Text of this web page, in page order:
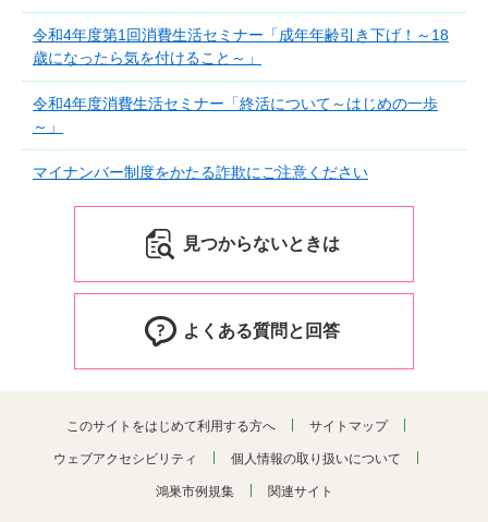
令和4年度第1回消費生活セミナー「成年年齢引き下げ！～18
歳になったら気を付けること～」
令和4年度消費生活セミナー「終活について～はじめの一歩
～」
マイナンバー制度をかたる詐欺にご注意ください
見つからないときは
よくある質問と回答
このサイトをはじめて利用する方へ サイトマップ
ウェブアクセシビリティ 個人情報の取り扱いについて
鴻巣市例規集 関連サイト